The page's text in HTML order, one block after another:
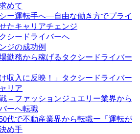
めて
ー運転手へ—自由な働き方でプライ
たキャリアチェンジ
シードライバーへ
ジの成功例
勤務から稼げるタクシードライバー
収入に反映！」タクシードライバー
リア
– ファッションジュエリー業界から
ーへ転職
代で不動産業界から転職ー「運転が
め手